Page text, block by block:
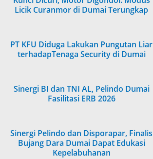
Licik Curanmor di Dumai Terungkap
PT KFU Diduga Lakukan Pungutan Liar
terhadapTenaga Security di Dumai
Sinergi BI dan TNI AL, Pelindo Dumai
Fasilitasi ERB 2026
Sinergi Pelindo dan Disporapar, Finalis
Bujang Dara Dumai Dapat Edukasi
Kepelabuhanan